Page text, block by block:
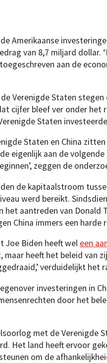
Amerikaanse
van 8,7 miljard dollar.
aan de
de Verenigde Staten
cijfer bleef ver onder
Staten
Staten en China
eigenlijk aan de
zeggen de
de kapitaalstroom
werd bereikt.
aantreden van Donald
China immers een harde
Joe Biden heeft wel een
maar heeft het beleid van
verduidelijkt het
investeringen in
door het
met de Verenigde
Het land heeft ervoor
om de